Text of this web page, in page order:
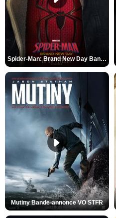
Spider-Man: Brand New Day Bande-annonce VO STFR
Mutiny Bande-annonce VO STFR